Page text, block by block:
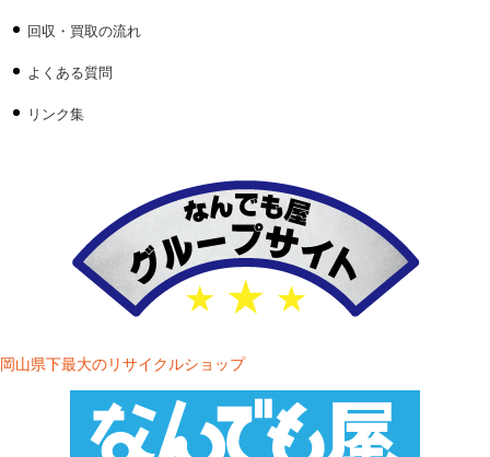
回収・買取の流れ
よくある質問
リンク集
岡山県下最大のリサイクルショップ